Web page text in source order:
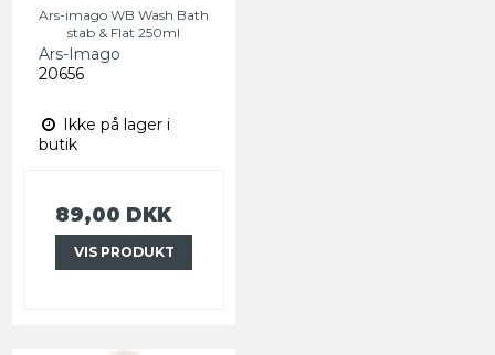
Ars-imago WB Wash Bath
stab & Flat 250ml
Ars-Imago
20656
Ikke på lager i
butik
89,00 DKK
VIS PRODUKT